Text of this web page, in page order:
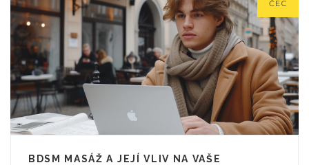
ČEC
BDSM MASÁŽ A JEJÍ VLIV NA VAŠE